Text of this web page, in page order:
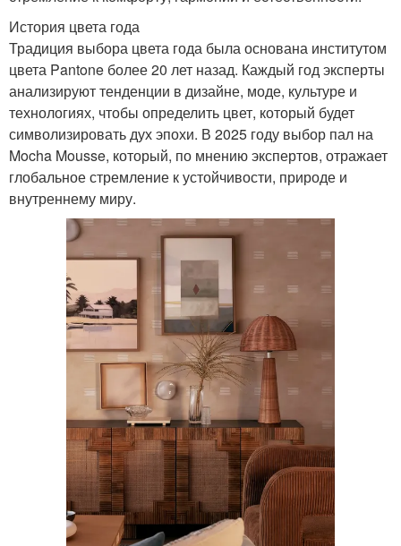
История цвета года
Традиция выбора цвета года была основана институтом
цвета Pantone более 20 лет назад. Каждый год эксперты
анализируют тенденции в дизайне, моде, культуре и
технологиях, чтобы определить цвет, который будет
символизировать дух эпохи. В 2025 году выбор пал на
Mocha Mousse, который, по мнению экспертов, отражает
глобальное стремление к устойчивости, природе и
внутреннему миру.